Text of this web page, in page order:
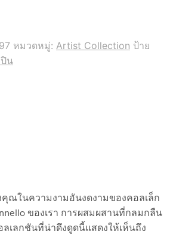
หมวดหมู่: Artist Collection ป้าย
น
ณในความงามอันงดงามของคอลเล็ก
ของเรา การผสมผสานที่กลมกลืน
เลกชันที่น่าดึงดูดนี้แสดงให้เห็นถึง